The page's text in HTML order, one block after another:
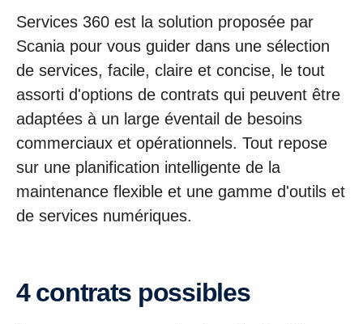
Services 360 est la solution proposée par
Scania pour vous guider dans une sélection
de services, facile, claire et concise, le tout
assorti d'options de contrats qui peuvent être
adaptées à un large éventail de besoins
commerciaux et opérationnels. Tout repose
sur une planification intelligente de la
maintenance flexible et une gamme d'outils et
de services numériques.
4 contrats possibles